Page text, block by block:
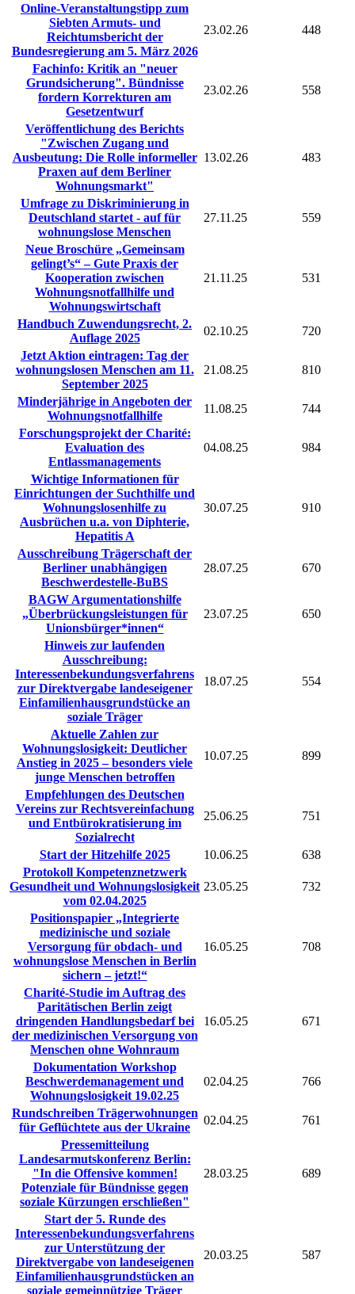
Online-Veranstaltungstipp zum
Siebten Armuts- und
Reichtumsbericht der
Bundesregierung am 5. März 2026
23.02.26 448
Fachinfo: Kritik an "neuer
Grundsicherung". Bündnisse
fordern Korrekturen am
Gesetzentwurf
23.02.26 558
Veröffentlichung des Berichts
"Zwischen Zugang und
Ausbeutung: Die Rolle informeller
Praxen auf dem Berliner
Wohnungsmarkt"
13.02.26 483
Umfrage zu Diskriminierung in
Deutschland startet - auf für
wohnungslose Menschen
27.11.25 559
Neue Broschüre „Gemeinsam
gelingt’s“ – Gute Praxis der
Kooperation zwischen
Wohnungsnotfallhilfe und
Wohnungswirtschaft
21.11.25 531
Handbuch Zuwendungsrecht, 2.
Auflage 2025
02.10.25
720
Jetzt Aktion eintragen: Tag der
wohnungslosen Menschen am 11.
September 2025
21.08.25 810
Minderjährige in Angeboten der
Wohnungsnotfallhilfe
11.08.25
744
Forschungsprojekt der Charité:
Evaluation des
Entlassmanagements
04.08.25 984
Wichtige Informationen für
Einrichtungen der Suchthilfe und
Wohnungslosenhilfe zu
Ausbrüchen u.a. von Diphterie,
Hepatitis A
30.07.25 910
Ausschreibung Trägerschaft der
Berliner unabhängigen
Beschwerdestelle-BuBS
28.07.25 670
BAGW Argumentationshilfe
„Überbrückungsleistungen für
Unionsbürger*innen“
23.07.25 650
Hinweis zur laufenden
Ausschreibung:
Interessenbekundungsverfahrens
zur Direktvergabe landeseigener
Einfamilienhausgrundstücke an
soziale Träger
18.07.25 554
Aktuelle Zahlen zur
Wohnungslosigkeit: Deutlicher
Anstieg in 2025 – besonders viele
junge Menschen betroffen
10.07.25 899
Empfehlungen des Deutschen
Vereins zur Rechtsvereinfachung
und Entbürokratisierung im
Sozialrecht
25.06.25 751
Start der Hitzehilfe 2025 10.06.25
638
Protokoll Kompetenznetzwerk
Gesundheit und Wohnungslosigkeit
vom 02.04.2025
23.05.25 732
Positionspapier „Integrierte
medizinische und soziale
Versorgung für obdach- und
wohnungslose Menschen in Berlin
sichern – jetzt!“
16.05.25 708
Charité-Studie im Auftrag des
Paritätischen Berlin zeigt
dringenden Handlungsbedarf bei
der medizinischen Versorgung von
Menschen ohne Wohnraum
16.05.25 671
Dokumentation Workshop
Beschwerdemanagement und
Wohnungslosigkeit 19.02.25
02.04.25 766
Rundschreiben Trägerwohnungen
für Geflüchtete aus der Ukraine
02.04.25
761
Pressemitteilung
Landesarmutskonferenz Berlin:
"In die Offensive kommen!
Potenziale für Bündnisse gegen
soziale Kürzungen erschließen"
28.03.25 689
Start der 5. Runde des
Interessenbekundungsverfahrens
zur Unterstützung der
Direktvergabe von landeseigenen
Einfamilienhausgrundstücken an
soziale gemeinnützige Träger
20.03.25 587